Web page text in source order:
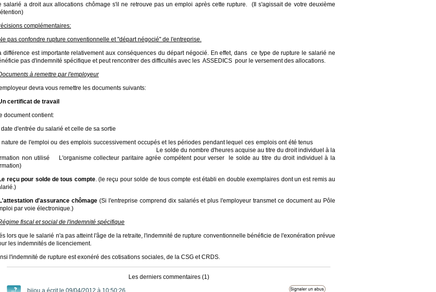
salarié a droit aux allocations chômage s'il ne retrouve pas un emploi après cette rupture. (Il s'agissait de votre deuxième
complémentaires:
pas confondre rupture conventionnelle et "départ négocié" de l'entreprise.
différence est importante relativement aux conséquences du départ négocié. En effet, dans ce type de rupture le salarié ne
pas d'indemnité spécifique et peut rencontrer des difficultés avec les ASSEDICS pour le versement des allocations.
à remettre par l'employeur
devra vous remettre les documents suivants:
certificat de travail
document contient:
date d'entrée du salarié et celle de sa sortie
nature de l'emploi ou des emplois successivement occupés et les périodes pendant lequel ces emplois ont été tenus
solde du nombre d'heures acquise au titre du droit individuel à la
non utilisé L'organisme collecteur paritaire agrée compétent pour verser le solde au titre du droit individuel à la
reçu pour solde de tous compte. (le reçu pour solde de tous compte est établi en double exemplaires dont un est remis au
d'assurance chômage(Si l'entreprise comprend dix salariés et plus l'employeur transmet ce document au Pôle
par voie électronique.)
fiscal et social de l'indemnité spécifique
lors que le salarié n'a pas atteint l'âge de la retraite, l'indemnité de rupture conventionnelle bénéficie de l'exonération prévue
les indemnités de licenciement.
l'indemnité de rupture est exonéré des cotisations sociales, de la CSG et CRDS.
Les derniers commentaires (1)
bijou a écrit le 09/04/2012 à 10:50:26